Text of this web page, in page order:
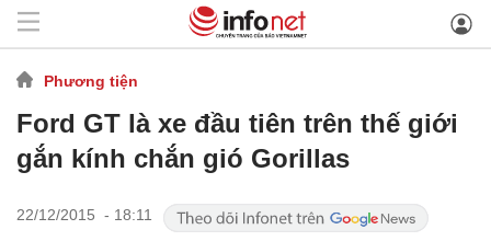
Phương tiện
Ford GT là xe đầu tiên trên thế giới
gắn kính chắn gió Gorillas
22/12/2015 - 18:11